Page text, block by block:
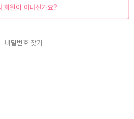
회원이 아니신가요?
비밀번호 찾기